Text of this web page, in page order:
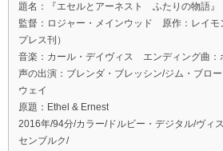
題名：『エセルとアーネスト ふたりの物語』
監督：ロジャー・メインウッド 原作：レイモ
プレス刊）
音楽：カール・デイヴィス エンディング曲：
声の出演：ブレンダ・ブレッシン/ジム・ブロ
ウェイ
原題：Ethel & Ernest
2016年/94分/カラー/ドルビー・デジタル/ヴィ
センブルク/